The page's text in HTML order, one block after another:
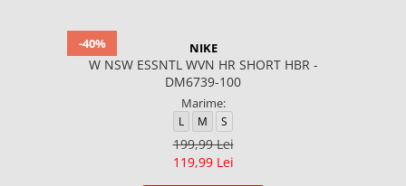
-40% NIKE
W NSW ESSNTL WVN HR SHORT HBR -
DM6739-100
Marime:
L M S
199,99 Lei
119,99 Lei